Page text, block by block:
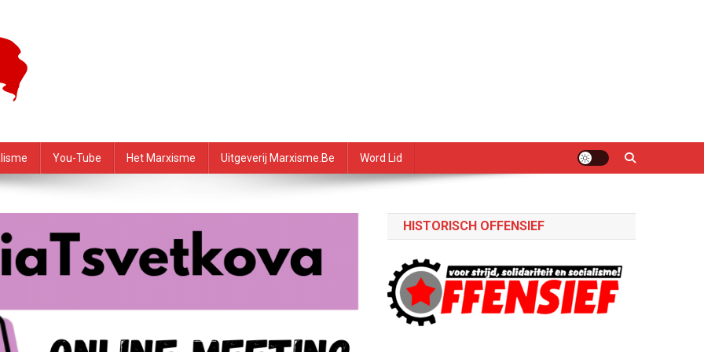
You-Tube Het Marxisme Uitgeverij Marxisme.be Word Lid
HISTORISCH OFFENSIEF